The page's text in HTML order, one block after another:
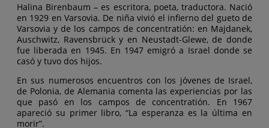
Halina Birenbaum – es escritora, poeta, traductora. Nació
en 1929 en Varsovia. De niña vivió el infierno del gueto de
Varsovia y de los campos de concentratión: en Majdanek,
Auschwitz, Ravensbrück y en Neustadt-Glewe, de donde
fue liberada en 1945. En 1947 emigró a Israel donde se
casó y tuvo dos hijos.
En sus numerosos encuentros con los jóvenes de Israel,
de Polonia, de Alemania comenta las experiencias por las
que pasó en los campos de concentratión. En 1967
apareció su primer libro, “La esperanza es la última en
morir”.